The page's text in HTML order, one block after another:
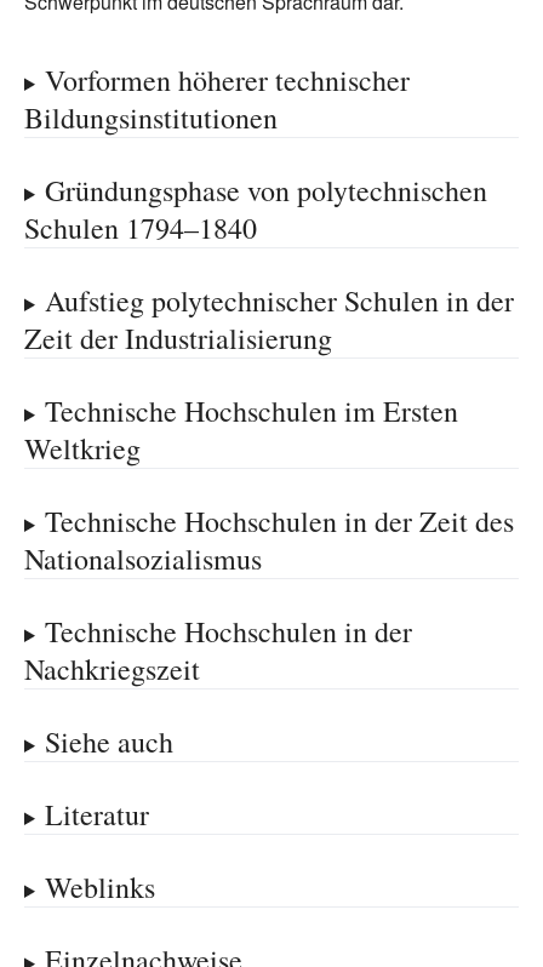
Vorformen höherer technischer
Bildungsinstitutionen
Gründungsphase von polytechnischen
Schulen 1794–1840
Aufstieg polytechnischer Schulen in der
Zeit der Industrialisierung
Technische Hochschulen im Ersten
Weltkrieg
Technische Hochschulen in der Zeit des
Nationalsozialismus
Technische Hochschulen in der
Nachkriegszeit
Siehe auch
Literatur
Weblinks